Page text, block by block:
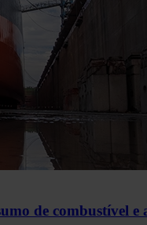
de combustível e